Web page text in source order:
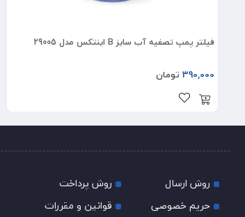
فیلتر پمپ تصفیه آب سایز B اینتکس مدل 29005
390,000 تومان
روش ارسال
روش پرداخت
حریم خصوصی
قوانین و مقررات